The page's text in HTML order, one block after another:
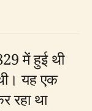
में हुई थी
यह एक
रहा था